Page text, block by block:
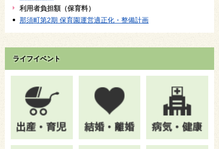
利用者負担額（保育料）
那須町第2期 保育園運営適正化・整備計画
ライフイベント